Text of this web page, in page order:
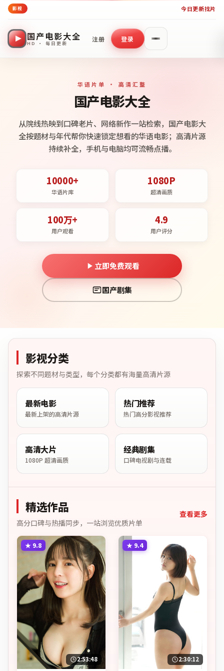
影视 今日更新找片
国产电影大全
HD · 每日更新
注册 登录
华语片单 · 高清汇整
国产电影大全
从院线热映到口碑老片、网络新作一站检索，国产电影大
全按题材与年代帮你快速锁定想看的华语电影；高清片源
持续补全，手机与电脑均可流畅点播。
10000+
华语片库
1080P
超清画质
100万+
用户观看
4.9
用户评分
立即免费观看
国产剧集
影视分类
探索不同题材与类型，每个分类都有海量高清片源
最新电影
最新上架的高清片源
热门推荐
热门高分影视推荐
高清大片
1080P 超清画质
经典剧集
口碑电视剧与连载
精选作品
高分口碑与热播同步，一站浏览优质片单
查看更多
★ 9.8
2:53:48
★ 9.4
2:30:12